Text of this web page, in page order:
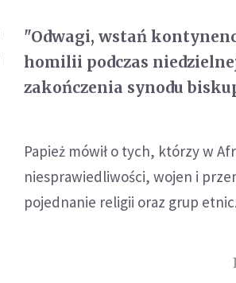
"Odwagi, wstań
homilii podczas
zakończenia synodu
Papież mówił o tych, którzy w
niesprawiedliwości, wojen i
pojednanie religii oraz grup